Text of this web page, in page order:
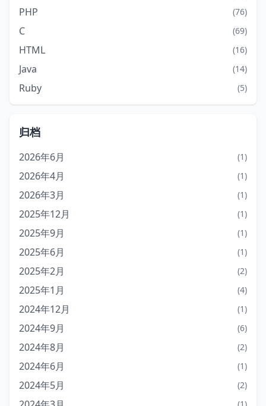
PHP (76)
C (69)
HTML (16)
Java (14)
Ruby (5)
归档
2026年6月 (1)
2026年4月 (1)
2026年3月 (1)
2025年12月 (1)
2025年9月 (1)
2025年6月 (1)
2025年2月 (2)
2025年1月 (4)
2024年12月 (1)
2024年9月 (6)
2024年8月 (2)
2024年6月 (1)
2024年5月 (2)